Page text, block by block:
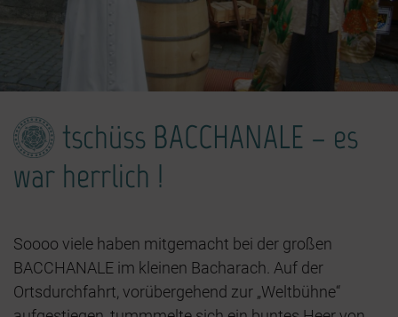
tschüss BACCHANALE – es
war herrlich !
Soooo viele haben mitgemacht bei der großen
BACCHANALE im kleinen Bacharach. Auf der
Ortsdurchfahrt, vorübergehend zur „Weltbühne“